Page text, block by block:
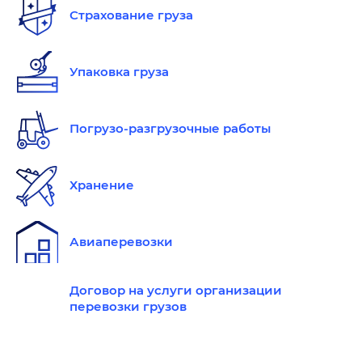
Страхование груза
Упаковка груза
Погрузо-разгрузочные работы
Хранение
Авиаперевозки
Договор на услуги организации
перевозки грузов